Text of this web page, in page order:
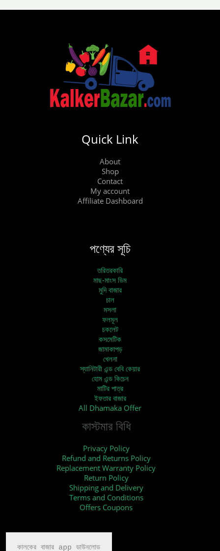
Quick Link
About
Shop
Contact
My account
Affiliate Dashboard
পণ্যের সূচি
তরিতরকারি
মাছ-মাংস ডিম
মুদি বাজার
চাল
মসলা
ফলমূল
চকলেট
কসমেটিক
জামাকাপড়
খেলনা
স্যানিটারী এন্ড বেবি কেয়ার
হোম এন্ড কিচেন
মাটির পাত্র
ইফতার বাজার
All Dhamaka Offer
কাস্টমার বিধি
Privacy Policy
Refund and Returns Policy
Replacement Warranty Policy
Return Policy
Shipping and Delivery
Terms and Conditions
Offers Coupons
কালকের বাজার app ডাউনলোড